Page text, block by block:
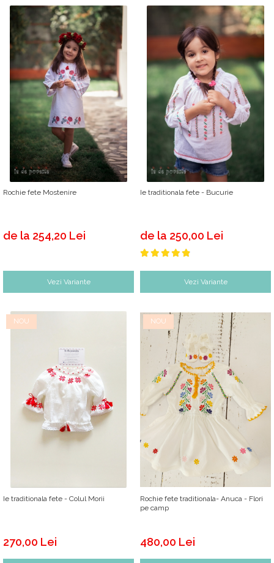
Rochie fete Mostenire
de la 254,20 Lei
Vezi Variante
Ie traditionala fete - Bucurie
de la 250,00 Lei
Vezi Variante
NOU
Ie traditionala fete - Colul Morii
270,00 Lei
NOU
Rochie fete traditionala- Anuca - Flori
pe camp
480,00 Lei